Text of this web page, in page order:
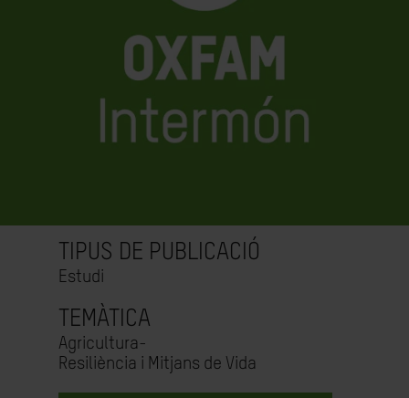
TIPUS DE PUBLICACIÓ
Estudi
TEMÀTICA
Agricultura-
Resiliència i Mitjans de Vida